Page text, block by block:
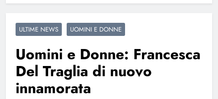
ULTIME NEWS UOMINI E DONNE
Uomini e Donne: Francesca
Del Traglia di nuovo
innamorata